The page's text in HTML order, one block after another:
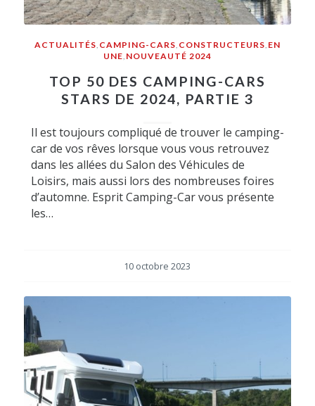
ACTUALITÉS CAMPING-CARS CONSTRUCTEURS EN
UNE NOUVEAUTÉ 2024
TOP 50 DES CAMPING-CARS
STARS DE 2024, PARTIE 3
Il est toujours compliqué de trouver le camping-
car de vos rêves lorsque vous vous retrouvez
dans les allées du Salon des Véhicules de
Loisirs, mais aussi lors des nombreuses foires
d’automne. Esprit Camping-Car vous présente
les…
10 octobre 2023